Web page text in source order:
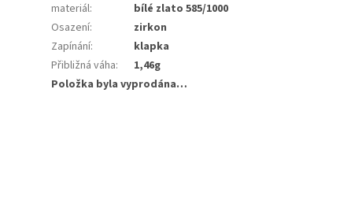
materiál:
bílé zlato 585/1000
Osazení:
zirkon
Zapínání:
klapka
Přibližná váha:
1,46g
Položka byla vyprodána…